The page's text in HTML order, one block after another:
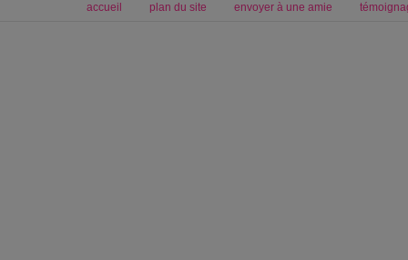
accueil plan du site envoyer à une amie